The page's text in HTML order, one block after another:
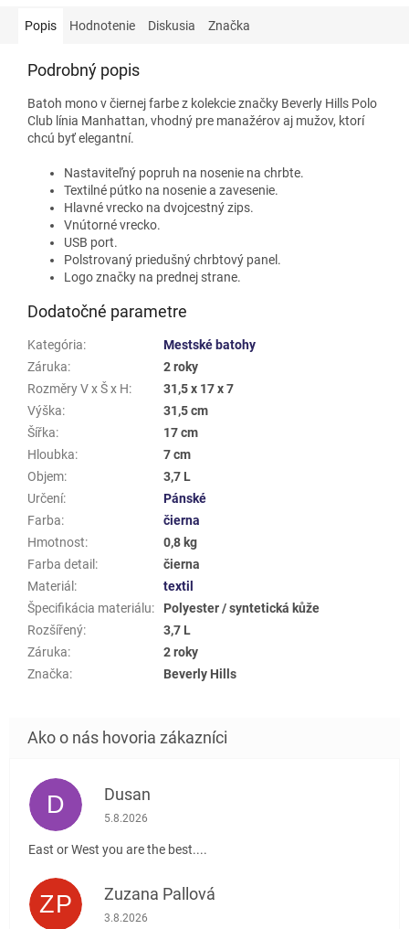
Popis Hodnotenie Diskusia Značka
Podrobný popis
Batoh mono v čiernej farbe z kolekcie značky Beverly Hills Polo
Club línia Manhattan, vhodný pre manažérov aj mužov, ktorí
chcú byť elegantní.
Nastaviteľný popruh na nosenie na chrbte.
Textilné pútko na nosenie a zavesenie.
Hlavné vrecko na dvojcestný zips.
Vnútorné vrecko.
USB port.
Polstrovaný priedušný chrbtový panel.
Logo značky na prednej strane.
Dodatočné parametre
Kategória:
Mestské batohy
Záruka:
2 roky
Rozměry V x Š x H:
31,5 x 17 x 7
Výška:
31,5 cm
Šířka:
17 cm
Hloubka:
7 cm
Objem:
3,7 L
Určení:
Pánské
Farba:
čierna
Hmotnost:
0,8 kg
Farba detail :
čierna
Materiál :
textil
Špecifikácia materiálu:
Polyester / syntetická kůže
Rozšířený:
3,7 L
Záruka:
2 roky
Značka: Beverly Hills
D Dusan
Hodnotenie obchodu je 5 z 5 hviezdičiek.
5.8.2026
East or West you are the best....
ZP Zuzana Pallová
Hodnotenie obchodu je 5 z 5 hviezdičiek.
3.8.2026